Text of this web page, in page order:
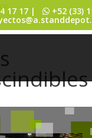
17 17 | +52 (33)